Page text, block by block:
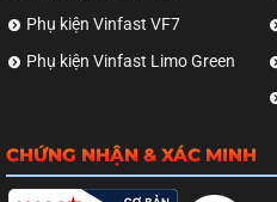
Phụ kiện Vinfast VF7
Phụ kiện Vinfast Limo Green
CHỨNG NHẬN & XÁC MINH